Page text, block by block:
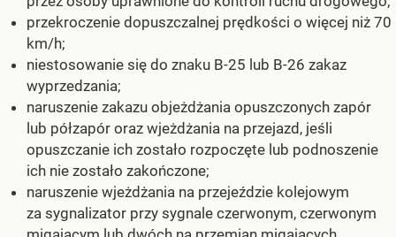
przekroczenie dopuszczalnej prędkości o więcej niż 70
km/h;
niestosowanie się do znaku B-25 lub B-26 zakaz
wyprzedzania;
naruszenie zakazu objeżdżania opuszczonych zapór
lub półzapór oraz wjeżdżania na przejazd, jeśli
opuszczanie ich zostało rozpoczęte lub podnoszenie
ich nie zostało zakończone;
naruszenie wjeżdżania na przejeździe kolejowym
za sygnalizator przy sygnale czerwonym, czerwonym